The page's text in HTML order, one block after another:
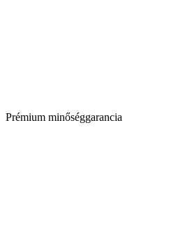
Prémium minőséggarancia